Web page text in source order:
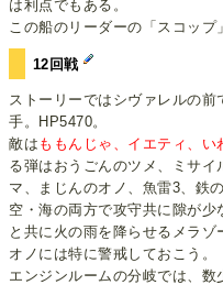
は利点でもある。
この船のリーダーの「スコップ
12回戦
ストーリーではシヴァレルの
手。HP5470。
敵は ももんじゃ、イエティ、
る弾はおうごんのツメ、ミサ
マ、まじんのオノ、魚雷3、鉄
空・海の両方で攻守共に隙が
と共に火の雨を降らせるメラ
オノには特に警戒しておこう。
エンジンルームの分岐では、